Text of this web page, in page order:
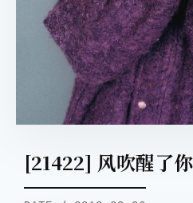
[21422] 风吹醒了